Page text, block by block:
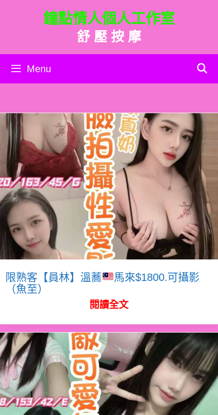
內
鐘點情人個人工作室
舒 壓 按 摩
Menu
限熟客【員林】溫蕎
馬來$1800.可攝影
（魚至）
閱讀全文